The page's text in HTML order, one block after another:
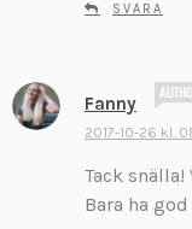
SVARA
Fanny
2017-10-26 kl.
Tack
Bara ha